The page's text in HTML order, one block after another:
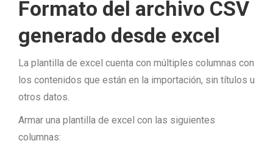
Formato del archivo CSV
generado desde excel
La plantilla de excel cuenta con múltiples columnas con
los contenidos que están en la importación, sin títulos u
otros datos.
Armar una plantilla de excel con las siguientes
columnas: